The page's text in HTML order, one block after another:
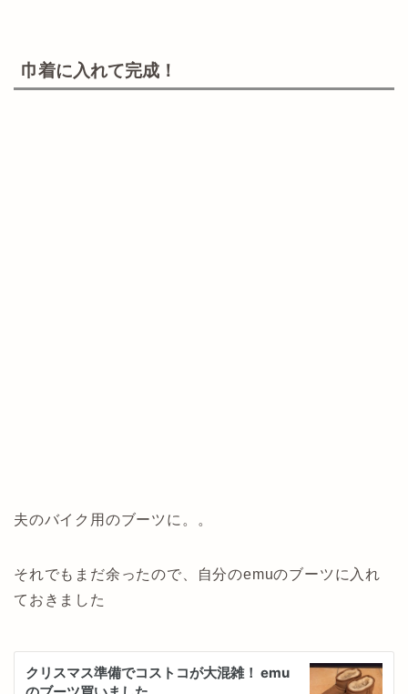
巾着に入れて完成！
夫のバイク用のブーツに。。
それでもまだ余ったので、自分のemuのブーツに入れ
ておきました